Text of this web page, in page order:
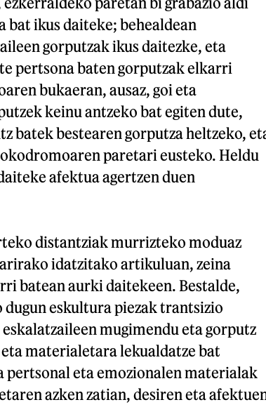
bat ikus daiteke; behealdean
gorputzak ikus daitezke, eta
pertsona baten gorputzak elkarri
bukaeran, ausaz, goi eta
keinu antzeko bat egiten dute,
batek bestearen gorputza heltzeko,
paretari eusteko. Heldu
afektua agertzen duen
distantziak murrizteko moduaz
idatzitako artikuluan, zeina
batean aurki daitekeen. Bestalde,
eskultura piezak trantsizio
mugimendu eta gorputz
materialetara lekualdatze bat
pertsonal eta emozionalen materialak
azken zatian, desiren eta